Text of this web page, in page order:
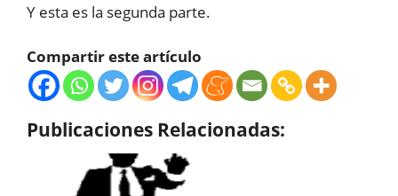
Y esta es la segunda parte.
Compartir este artículo
Publicaciones Relacionadas: